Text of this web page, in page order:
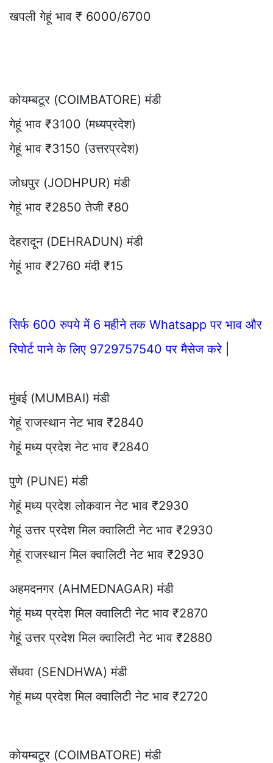
खपली गेहूं भाव ₹ 6000/6700
कोयम्बटूर (COIMBATORE) मंडी
गेहूं भाव ₹3100 (मध्यप्रदेश)
गेहूं भाव ₹3150 (उत्तरप्रदेश)
जोधपुर (JODHPUR) मंडी
गेहूं भाव ₹2850 तेजी ₹80
देहरादून (DEHRADUN) मंडी
गेहूं भाव ₹2760 मंदी ₹15
सिर्फ 600 रुपये में 6 महीने तक Whatsapp पर भाव और
रिपोर्ट पाने के लिए 9729757540 पर मैसेज करे |
मुंबई (MUMBAI) मंडी
गेहूं राजस्थान नेट भाव ₹2840
गेहूं मध्य प्रदेश नेट भाव ₹2840
पुणे (PUNE) मंडी
गेहूं मध्य प्रदेश लोकवान नेट भाव ₹2930
गेहूं उत्तर प्रदेश मिल क्वालिटी नेट भाव ₹2930
गेहूं राजस्थान मिल क्वालिटी नेट भाव ₹2930
अहमदनगर (AHMEDNAGAR) मंडी
गेहूं मध्य प्रदेश मिल क्वालिटी नेट भाव ₹2870
गेहूं उत्तर प्रदेश मिल क्वालिटी नेट भाव ₹2880
सेंधवा (SENDHWA) मंडी
गेहूं मध्य प्रदेश मिल क्वालिटी नेट भाव ₹2720
कोयम्बटूर (COIMBATORE) मंडी